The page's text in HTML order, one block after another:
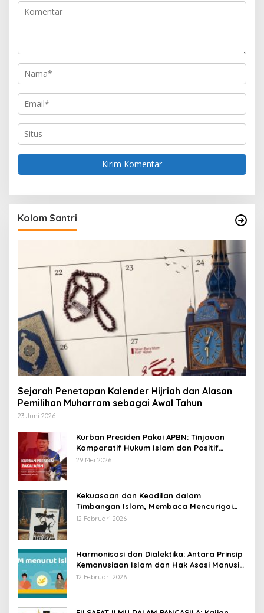
s
Kolom Santri
Sejarah Penetapan Kalender Hijriah dan Alasan
Pemilihan Muharram sebagai Awal Tahun
23 Juni 2026
Kurban Presiden Pakai APBN: Tinjauan
Komparatif Hukum Islam dan Positif
Negara
29 Mei 2026
Kekuasaan dan Keadilan dalam
Timbangan Islam, Membaca Mencurigai
Kekuasaan Karya Fitron Nur Iksan
12 Februari 2026
Harmonisasi dan Dialektika: Antara Prinsip
Kemanusiaan Islam dan Hak Asasi Manusia
Universal
12 Februari 2026